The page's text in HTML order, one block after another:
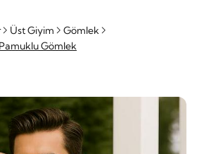
Üst Giyim
Gömlek
Gömlek